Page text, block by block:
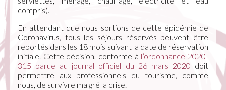
compris).
En attendant que nous sortions de cette épidémie de
Coronavirus, tous les séjours réservés peuvent être
reportés dans les 18 mois suivant la date de réservation
initiale. Cette décision, conforme à l’ordonnance 2020-
315 parue au journal officiel du 26 mars 2020 doit
permettre aux professionnels du tourisme, comme
nous, de survivre malgré la crise.